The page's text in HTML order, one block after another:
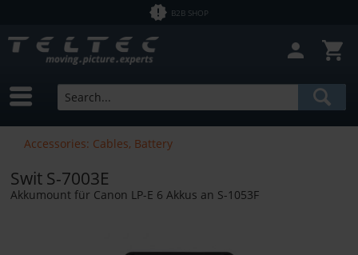
B2B SHOP
Accessories: Cables, Battery
Swit S-7003E
Akkumount für Canon LP-E 6 Akkus an S-1053F